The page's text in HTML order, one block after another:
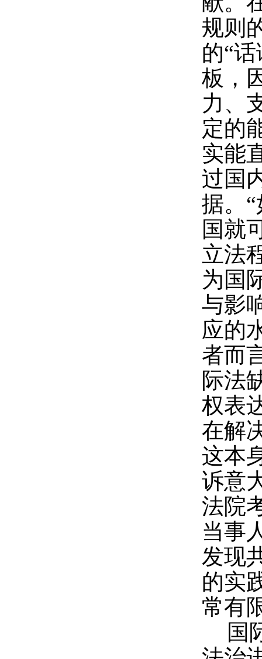
规则
的“
板，
力、
定的
实能
过国
据。
国就
立法
为国
与影
应的
者而
际法
权表
在解
这本
诉意
法院
当事
发现
的实
常有
国